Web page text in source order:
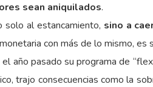
sean aniquilados.
solo al estancamiento, sino a
con más de lo mismo,
año pasado su programa de
trajo consecuencias como la